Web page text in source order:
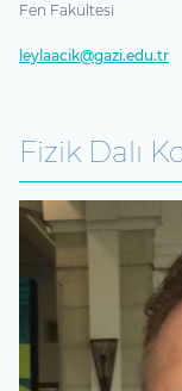
Fen Fakültesi
leylaacik@gazi.edu.tr
Fizik Dalı